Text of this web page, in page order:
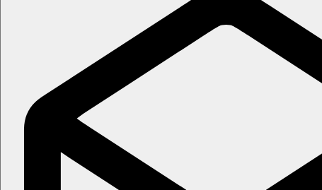
V hotelovém bazénu nově
vyžadována koupací čepice.
VISA, EC/MC.
https://www.voihotels.com/it/voi-marsa-sicla-resort
Za poplatek:
Vstup od 12 let.